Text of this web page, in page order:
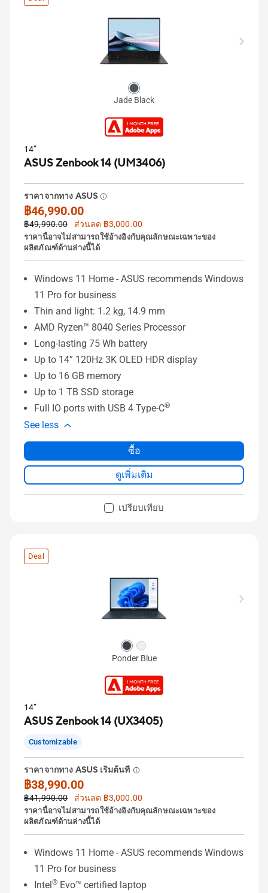
Jade Black
14”
ASUS Zenbook 14 (UM3406)
ราคาจากทาง ASUS
฿46,990.00
฿49,990.00
ส่วนลด ฿3,000.00
ราคานี้อาจไม่สามารถใช้อ้างอิงกับคุณลักษณะเฉพาะของ
ผลิตภัณฑ์ด้านล่างนี้ได้
Windows 11 Home - ASUS recommends Windows
11 Pro for business
Thin and light: 1.2 kg, 14.9 mm
AMD Ryzen™ 8040 Series Processor
Long-lasting 75 Wh battery
Up to 14” 120Hz 3K OLED HDR display
Up to 16 GB memory
Up to 1 TB SSD storage
Full IO ports with USB 4 Type-C®
See less
ซื้อ
ดูเพิ่มเติม
เปรียบเทียบ
Deal
Ponder Blue
14”
ASUS Zenbook 14 (UX3405)
Customizable
ราคาจากทาง ASUS เริ่มต้นที่
฿38,990.00
฿41,990.00
ส่วนลด ฿3,000.00
ราคานี้อาจไม่สามารถใช้อ้างอิงกับคุณลักษณะเฉพาะของ
ผลิตภัณฑ์ด้านล่างนี้ได้
Windows 11 Home - ASUS recommends Windows
11 Pro for business
Intel® Evo™ certified laptop